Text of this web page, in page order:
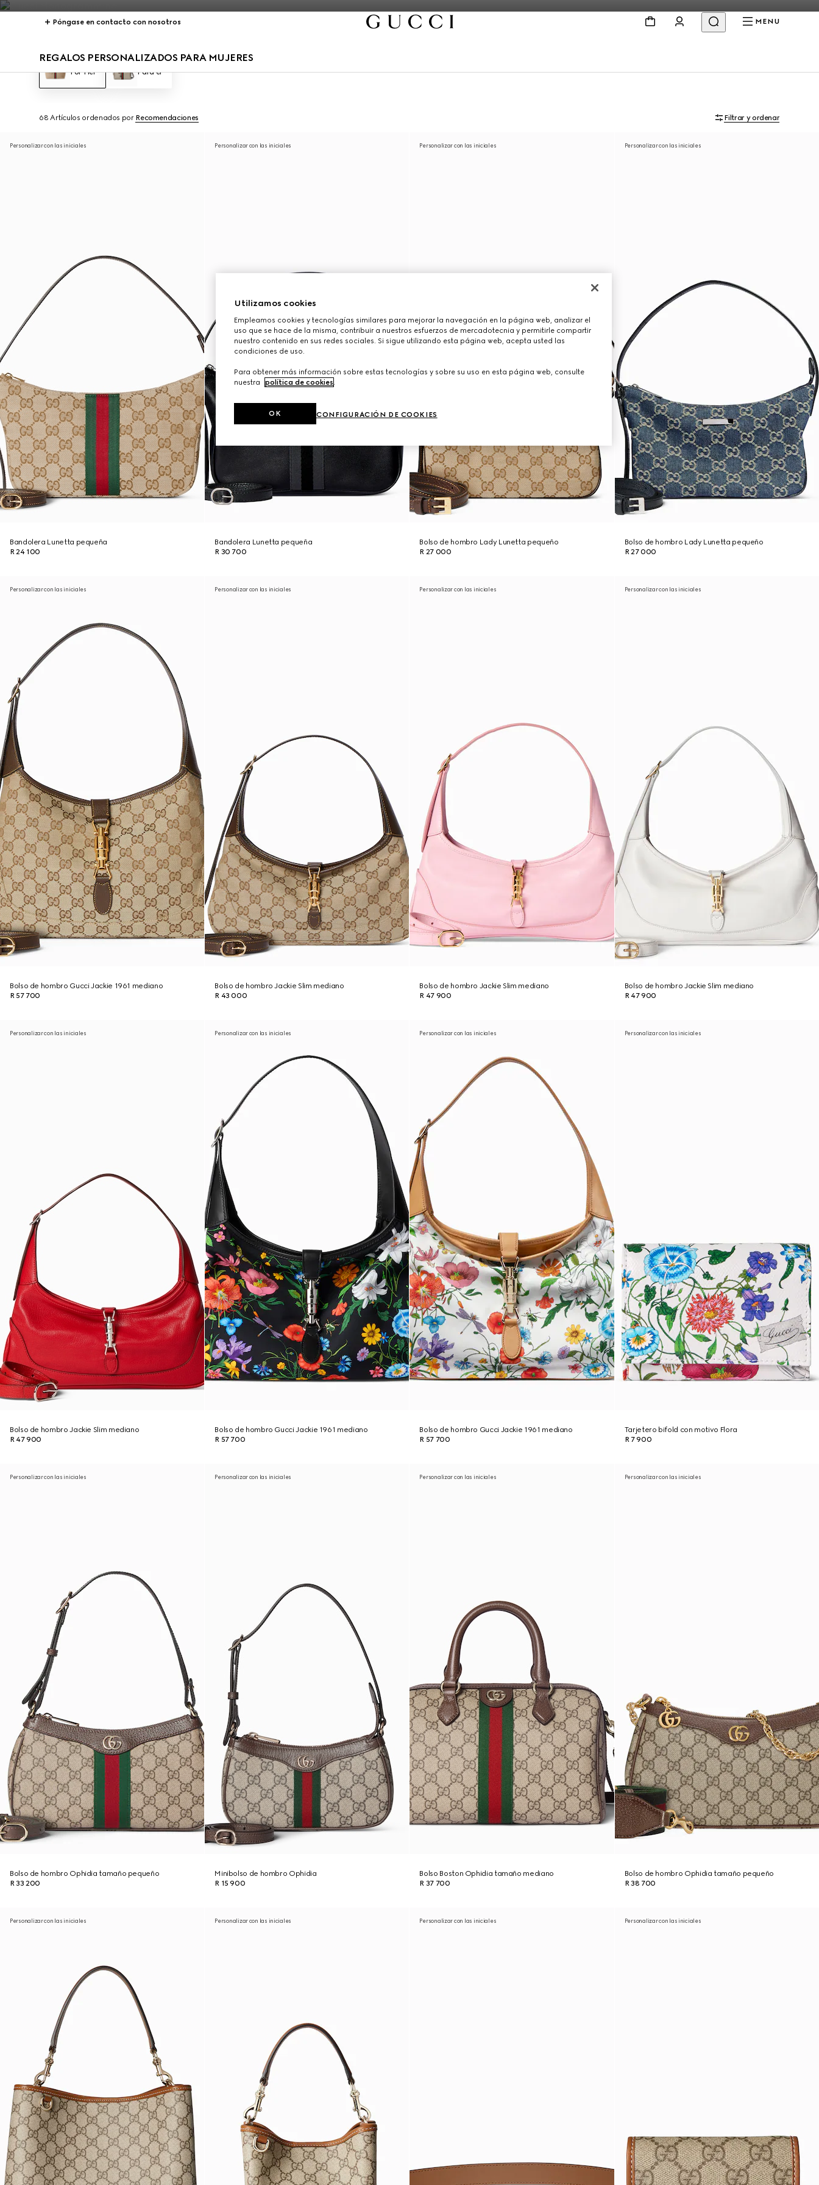
Póngase en contacto con nosotros MENU
REGALOS PERSONALIZADOS PARA MUJERES
For Her Para él
68 Artículos ordenados por Recomendaciones Filtrar y ordenar
Personalizar con las iniciales
Bandolera Lunetta pequeña
R 24 100
Personalizar con las iniciales
Bandolera Lunetta pequeña
R 30 700
Personalizar con las iniciales
Bolso de hombro Lady Lunetta pequeño
R 27 000
Personalizar con las iniciales
Bolso de hombro Lady Lunetta pequeño
R 27 000
Personalizar con las iniciales
Bolso de hombro Gucci Jackie 1961 mediano
R 57 700
Personalizar con las iniciales
Bolso de hombro Jackie Slim mediano
R 43 000
Personalizar con las iniciales
Bolso de hombro Jackie Slim mediano
R 47 900
Personalizar con las iniciales
Bolso de hombro Jackie Slim mediano
R 47 900
Personalizar con las iniciales
Bolso de hombro Jackie Slim mediano
R 47 900
Personalizar con las iniciales
Bolso de hombro Gucci Jackie 1961 mediano
R 57 700
Personalizar con las iniciales
Bolso de hombro Gucci Jackie 1961 mediano
R 57 700
Personalizar con las iniciales
Tarjetero bifold con motivo Flora
R 7 900
Personalizar con las iniciales
Bolso de hombro Ophidia tamaño pequeño
R 33 200
Personalizar con las iniciales
Minibolso de hombro Ophidia
R 15 900
Personalizar con las iniciales
Bolso Boston Ophidia tamaño mediano
R 37 700
Personalizar con las iniciales
Bolso de hombro Ophidia tamaño pequeño
R 38 700
Personalizar con las iniciales Personalizar con las iniciales Personalizar con las iniciales Personalizar con las iniciales
Utilizamos cookies
Empleamos cookies y tecnologías similares para mejorar la navegación en la página web, analizar el
uso que se hace de la misma, contribuir a nuestros esfuerzos de mercadotecnia y permitirle compartir
nuestro contenido en sus redes sociales. Si sigue utilizando esta página web, acepta usted las
condiciones de uso.
Para obtener más información sobre estas tecnologías y sobre su uso en esta página web, consulte
nuestra
política de cookies.
CONFIGURACIÓN DE COOKIES
OK